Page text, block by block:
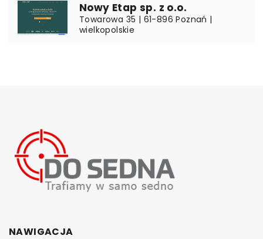
Nowy Etap sp. z o.o.
Towarowa 35 | 61-896 Poznań |
wielkopolskie
NAWIGACJA